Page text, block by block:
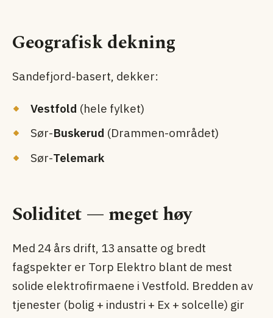
Geografisk dekning
Sandefjord-basert, dekker:
Vestfold (hele fylket)
Sør-Buskerud (Drammen-området)
Sør-Telemark
Soliditet — meget høy
Med 24 års drift, 13 ansatte og bredt
fagspekter er Torp Elektro blant de mest
solide elektrofirmaene i Vestfold. Bredden av
tjenester (bolig + industri + Ex + solcelle) gir